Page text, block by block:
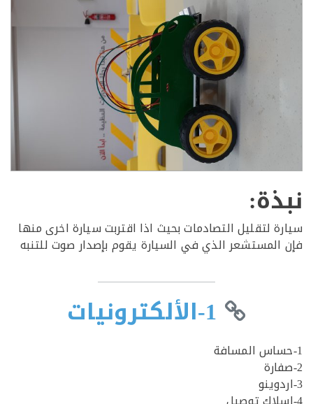
لتقليل التصادمات بحيث اذا اقتربت سيارة اخرى منها
الذي في السيارة يقوم بإصدار صوت للتنبه